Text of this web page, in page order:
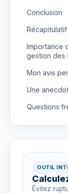
Conclusion
Importance
gestion des
Mon avis
Une
Questions
OUTIL
Évitez